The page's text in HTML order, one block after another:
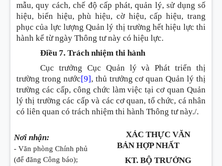
mẫu, quy cách, chế độ cấp phát, quản lý, sử dụng số
hiệu, biển hiệu, phù hiệu, cờ hiệu, cấp hiệu, trang
phục của lực lượng Quản lý thị trường hết hiệu lực thi
hành kể từ ngày Thông tư này có hiệu lực.
Điều 7. Trách nhiệm thi hành
Cục trưởng Cục Quản lý và Phát triển thị
trường trong nước[9], thủ trưởng cơ quan Quản lý thị
trường các cấp, công chức làm việc tại cơ quan Quản
lý thị trường các cấp và các cơ quan, tổ chức, cá nhân
có liên quan có trách nhiệm thi hành Thông tư này./.
Nơi nhận:
- Văn phòng Chính phủ
(để đăng Công báo);
XÁC THỰC VĂN
BẢN HỢP NHẤT
KT. BỘ TRƯỞNG